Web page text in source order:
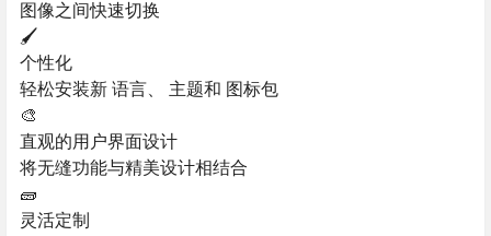
图像之间快速切换
🖌️
个性化
轻松安装新 语言、 主题和 图标包
🎨
直观的用户界面设计
将无缝功能与精美设计相结合
🧱
灵活定制